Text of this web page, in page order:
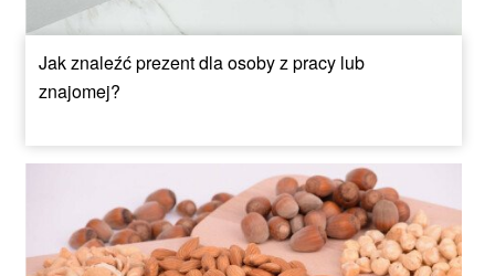
Jak znaleźć prezent dla osoby z pracy lub
znajomej?